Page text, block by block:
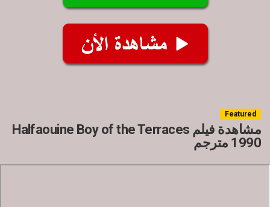
Featured
مشاهدة فيلم Halfaouine Boy of the Terraces
1990 مترجم